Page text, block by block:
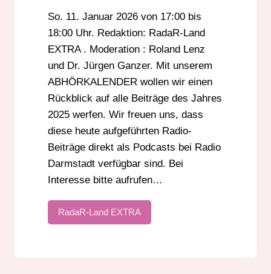
So. 11. Januar 2026 von 17:00 bis
18:00 Uhr. Redaktion: RadaR-Land
EXTRA . Moderation : Roland Lenz
und Dr. Jürgen Ganzer. Mit unserem
ABHÖRKALENDER wollen wir einen
Rückblick auf alle Beiträge des Jahres
2025 werfen. Wir freuen uns, dass
diese heute aufgeführten Radio-
Beiträge direkt als Podcasts bei Radio
Darmstadt verfügbar sind. Bei
Interesse bitte aufrufen…
RadaR-Land EXTRA